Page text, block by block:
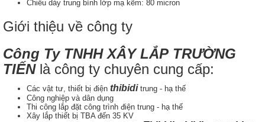
Chiều dày trung bình lớp mạ kẽm: 80 micron
Giới thiệu về công ty
Công Ty TNHH XÂY LẮP TRƯỜNG
TIẾNlà công ty chuyên cung cấp:
Các vật tư, thiết bị điện thibidi trung - hạ thế
Công nghiệp và dân dụng
Thi công lắp đặt công trình điện trung - hạ thế
Xây lắp thiết bị TBA đến 35 KV